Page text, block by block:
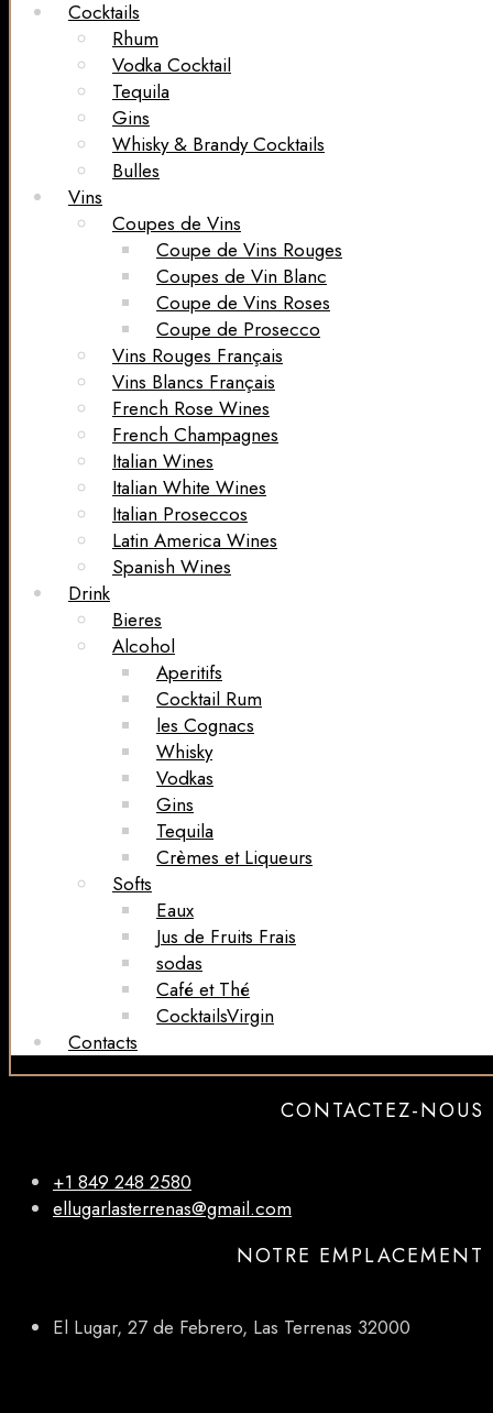
Cocktails
Rhum
Vodka Cocktail
Tequila
Gins
Whisky & Brandy Cocktails
Bulles
Vins
Coupes de Vins
Coupe de Vins Rouges
Coupes de Vin Blanc
Coupe de Vins Roses
Coupe de Prosecco
Vins Rouges Français
Vins Blancs Français
French Rose Wines
French Champagnes
Italian Wines
Italian White Wines
Italian Proseccos
Latin America Wines
Spanish Wines
Drink
Bieres
Alcohol
Aperitifs
Cocktail Rum
les Cognacs
Whisky
Vodkas
Gins
Tequila
Crèmes et Liqueurs
Softs
Eaux
Jus de Fruits Frais
sodas
Café et Thé
CocktailsVirgin​
Contacts
CONTACTEZ-NOUS
+1 849 248 2580
ellugarlasterrenas@gmail.com
NOTRE EMPLACEMENT
El Lugar, 27 de Febrero, Las Terrenas 32000